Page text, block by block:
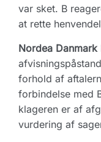
var sket. B
at rette
Nordea Danmark
forhold af
forbindelse med
klageren er af
vurdering af